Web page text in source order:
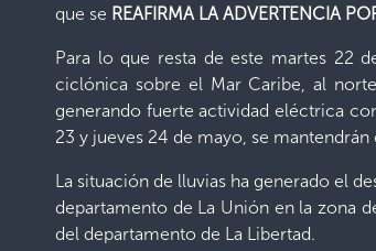
que se REAFIRMA LA ADVERTENCIA
Para lo que resta de este martes 22
ciclónica sobre el Mar Caribe, al
generando fuerte actividad eléctrica
23 y jueves 24 de mayo, se
La situación de lluvias ha generado el
departamento de La Unión en la zona
del departamento de La Libertad.